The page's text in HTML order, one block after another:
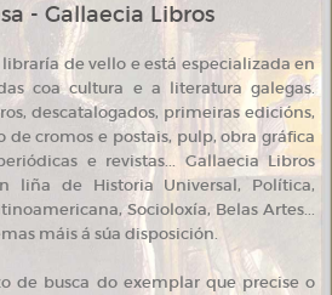
- Gallaecia Libros
de vello e está especializada en
coa cultura e a literatura galegas.
descatalogados, primeiras edicións,
de cromos e postais, pulp, obra gráfica
e revistas... Gallaecia Libros
liña de Historia Universal, Política,
Socioloxía, Belas Artes...
máis á súa disposición.
de busca do exemplar que precise o